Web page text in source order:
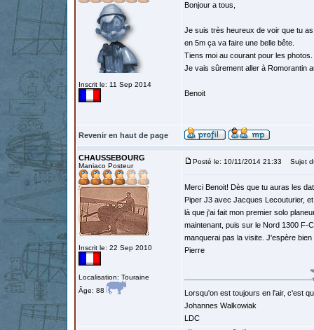
Inscrit le: 11 Sep 2014
Bonjour a tous,
Je suis très heureux de voir que tu
en 5m ça va faire une belle bête.
Tiens moi au courant pour les photos.
Je vais sûrement aller à Romorantin
Benoit
Revenir en haut de page
CHAUSSEBOURG
Maniaco Posteur
Inscrit le: 22 Sep 2010
Localisation: Touraine
Âge: 88
Posté le: 10/11/2014 21:33 Sujet
Merci Benoit! Dès que tu auras les
Piper J3 avec Jacques Lecouturier,
là que j'ai fait mon premier solo
maintenant, puis sur le Nord 1300 F-
manquerai pas la visite. J'espère
Pierre
Lorsqu'on est toujours en l'air, c'est
Johannes Walkowiak
LDC